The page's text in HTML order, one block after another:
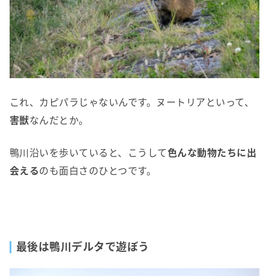
これ、カピパラじゃないんです。ヌートリアといって、
害獣なんだとか。
鴨川沿いを歩いていると、こうして色んな動物たちに出
会えるのも面白さのひとつです。
最後は鴨川デルタで遊ぼう